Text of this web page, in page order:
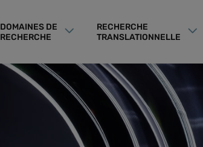
DOMAINES DE
RECHERCHE
RECHERCHE
TRANSLATIONNELLE